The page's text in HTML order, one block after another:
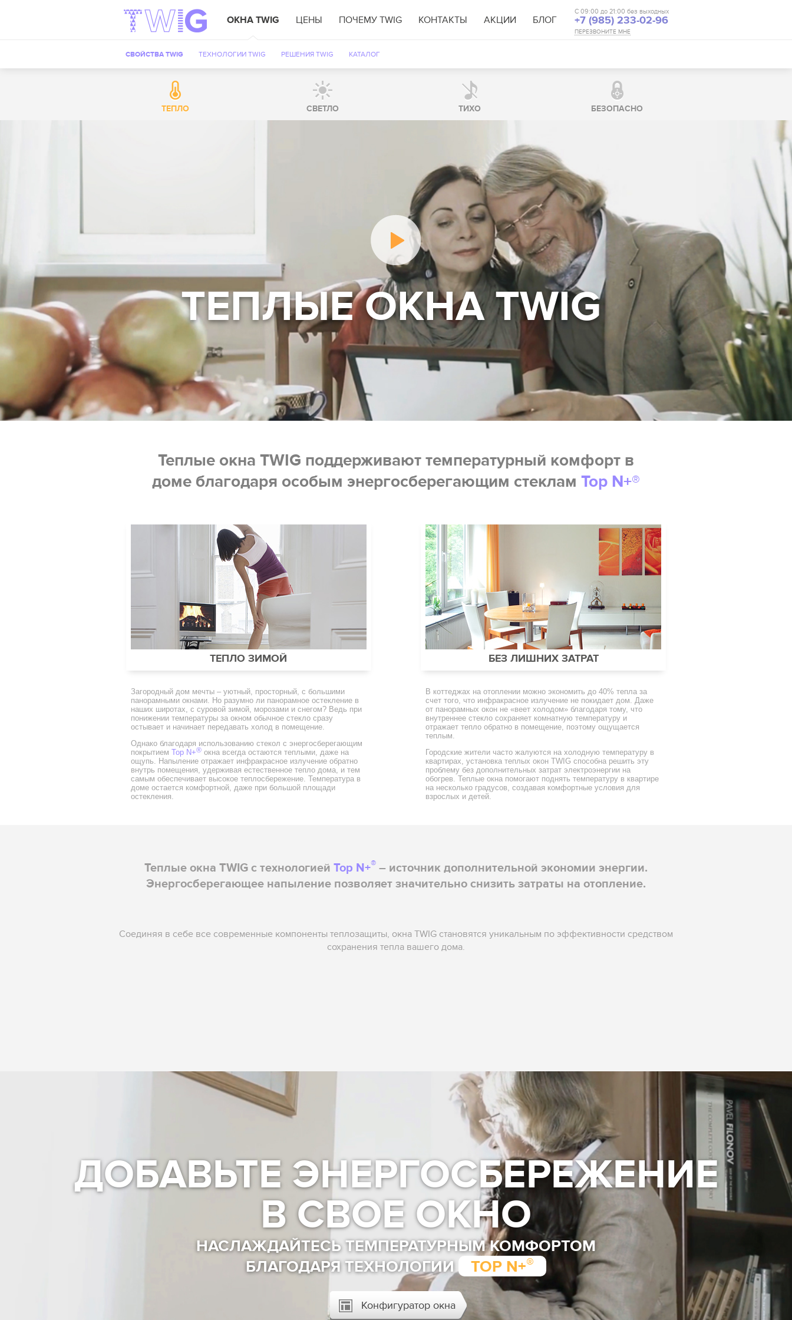
ОКНА TWIG
СВОЙСТВА TWIG ТЕХНОЛОГИИ TWIG РЕШЕНИЯ TWIG КАТАЛОГ
ЦЕНЫ ПОЧЕМУ TWIG КОНТАКТЫ АКЦИИ БЛОГ
С 09:00 до 21:00 без выходных
+7 (985) 233-02-96
ПЕРЕЗВОНИТЕ МНЕ
ТЕПЛО CВЕТЛО ТИХО БЕЗОПАСНО
ТЕПЛЫЕ ОКНА TWIG
Теплые окна TWIG поддерживают температурный комфорт в
доме благодаря особым энергосберегающим стеклам Top N+®
ТЕПЛО ЗИМОЙ
Загородный дом мечты – уютный, просторный, с большими
панорамными окнами. Но разумно ли панорамное остекление в
наших широтах, с суровой зимой, морозами и снегом? Ведь при
понижении температуры за окном обычное стекло сразу
остывает и начинает передавать холод в помещение.
Однако благодаря использованию стекол с энергосберегающим
покрытием Top N+®окна всегда остаются теплыми, даже на
ощупь. Напыление отражает инфракрасное излучение обратно
внутрь помещения, удерживая естественное тепло дома, и тем
самым обеспечивает высокое теплосбережение. Температура в
доме остается комфортной, даже при большой площади
остекления.
БЕЗ ЛИШНИХ ЗАТРАТ
В коттеджах на отоплении можно экономить до 40% тепла за
счет того, что инфракрасное излучение не покидает дом. Даже
от панорамных окон не «веет холодом» благодаря тому, что
внутреннее стекло сохраняет комнатную температуру и
отражает тепло обратно в помещение, поэтому ощущается
теплым.
Городские жители часто жалуются на холодную температуру в
квартирах, установка теплых окон TWIG способна решить эту
проблему без дополнительных затрат электроэнергии на
обогрев. Теплые окна помогают поднять температуру в квартире
на несколько градусов, создавая комфортные условия для
взрослых и детей.
Теплые окна TWIG с технологией Top N+® – источник дополнительной экономии энергии.
Энергосберегающее напыление позволяет значительно снизить затраты на отопление.
Соединяя в себе все современные компоненты теплозащиты, окна TWIG становятся уникальным по эффективности средством
сохранения тепла вашего дома.
ДОБАВЬТЕ ЭНЕРГОСБЕРЕЖЕНИЕ
В СВОЕ ОКНО
НАСЛАЖДАЙТЕСЬ ТЕМПЕРАТУРНЫМ КОМФОРТОМ
БЛАГОДАРЯ ТЕХНОЛОГИИ
TOP N+®
Конфигуратор окна